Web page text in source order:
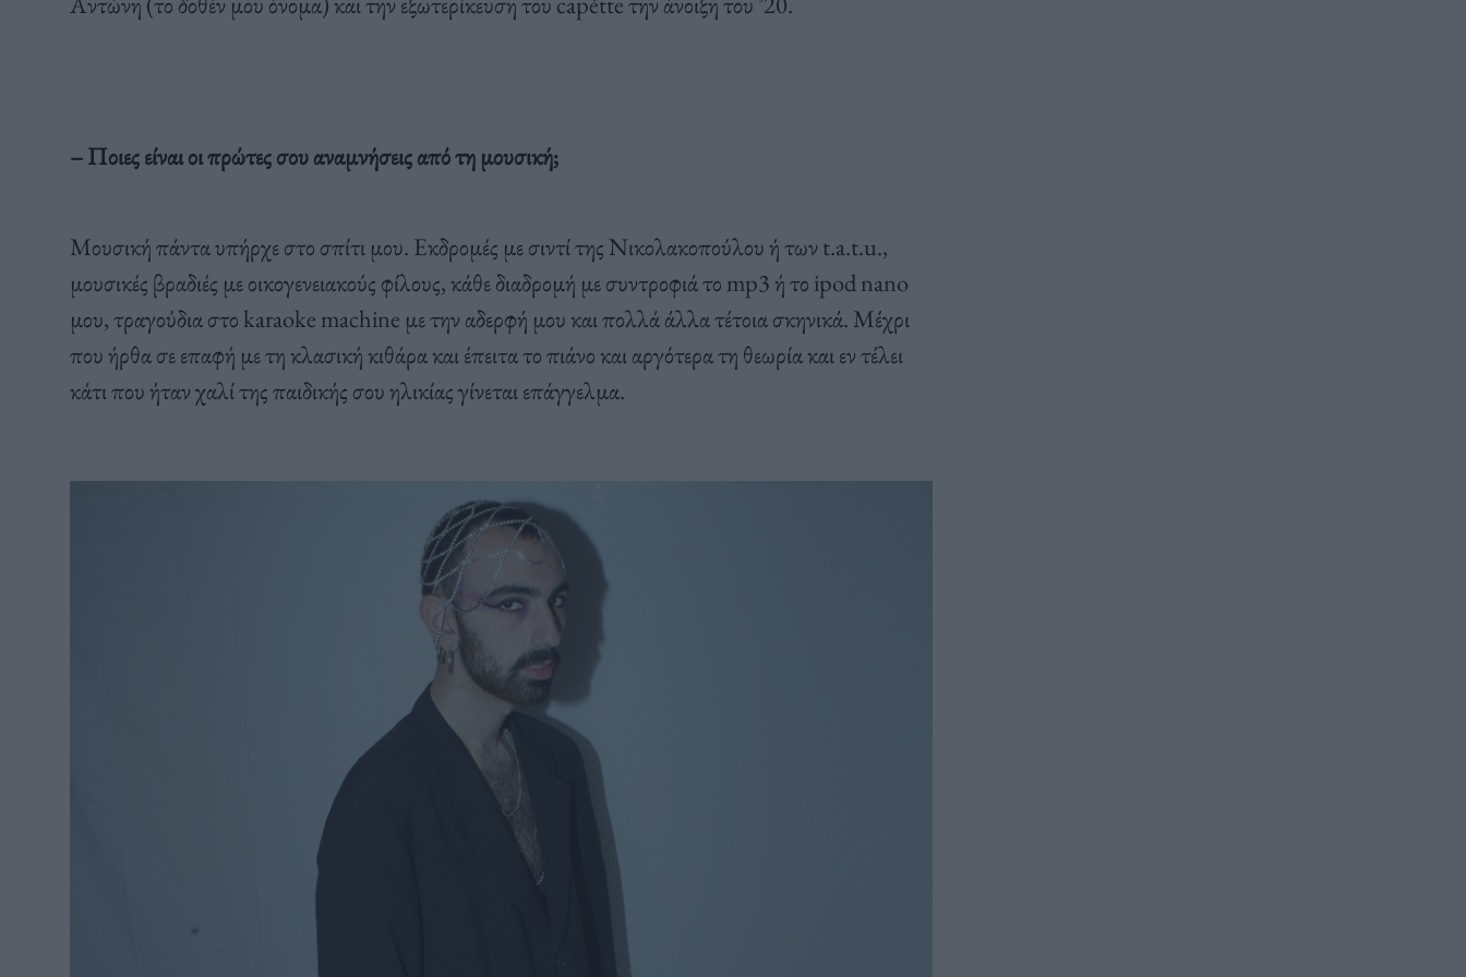
– Ποιες είναι οι πρώτες σου αναμνήσεις από τη μουσική;
Μουσική πάντα υπήρχε στο σπίτι μου. Εκδρομές με σιντί της Νικολακοπούλου ή των t.a.t.u.,
μουσικές βραδιές με οικογενειακούς φίλους, κάθε διαδρομή με συντροφιά το mp3 ή το ipod nano
μου, τραγούδια στο karaoke machine με την αδερφή μου και πολλά άλλα τέτοια σκηνικά. Μέχρι
που ήρθα σε επαφή με τη κλασική κιθάρα και έπειτα το πιάνο και αργότερα τη θεωρία και εν τέλει
κάτι που ήταν χαλί της παιδικής σου ηλικίας γίνεται επάγγελμα.